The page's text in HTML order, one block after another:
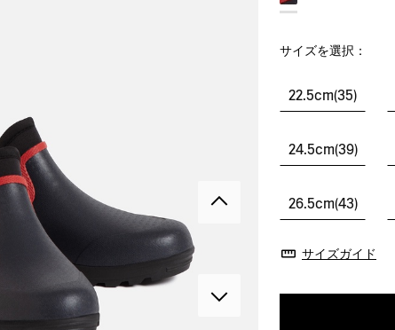
サイズを選択：
22.5cm(35)
24.5cm(39)
26.5cm(43)
サイズガイド